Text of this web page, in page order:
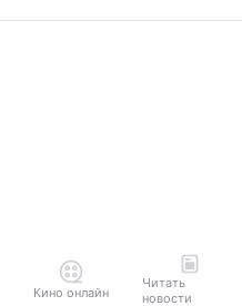
Кино онлайн
Читать
новости